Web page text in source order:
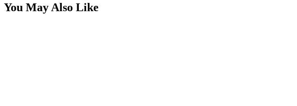
You May Also Like